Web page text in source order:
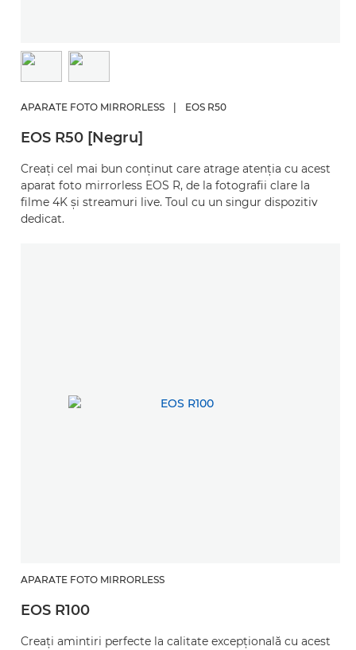
APARATE FOTO MIRRORLESS EOS R50
EOS R50 [Negru]
Creaţi cel mai bun conţinut care atrage atenţia cu acest
aparat foto mirrorless EOS R, de la fotografii clare la
filme 4K şi streamuri live. Toul cu un singur dispozitiv
dedicat.
APARATE FOTO MIRRORLESS
EOS R100
Creaţi amintiri perfecte la calitate excepţională cu acest